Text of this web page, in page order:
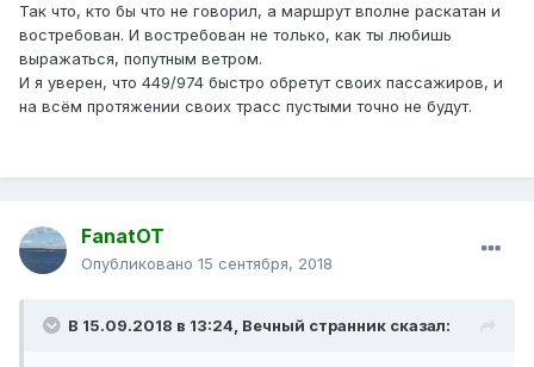
Так что, кто бы что не говорил, а маршрут вполне раскатан и
востребован. И востребован не только, как ты любишь
выражаться, попутным ветром.
И я уверен, что 449/974 быстро обретут своих пассажиров, и
на всём протяжении своих трасс пустыми точно не будут.
FanatOT
Опубликовано 15 сентября, 2018
В 15.09.2018 в 13:24, Вечный странник сказал: